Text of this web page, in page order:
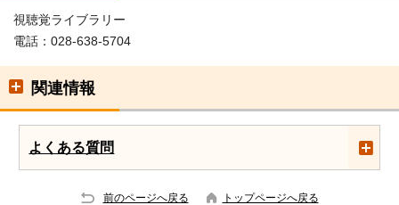
視聴覚ライブラリー
電話：028-638-5704
関連情報
よくある質問
前のページへ戻る トップページへ戻る